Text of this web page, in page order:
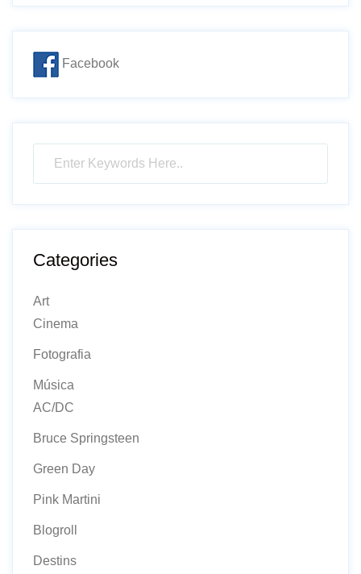
Facebook
Categories
Art
Cinema
Fotografia
Música
AC/DC
Bruce Springsteen
Green Day
Pink Martini
Blogroll
Destins